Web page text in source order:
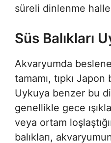
süreli dinlenme
Süs Balıkları
Akvaryumda
tamamı, tıpkı Japon
Uykuya benzer bu
genellikle gece
veya ortam
balıkları,